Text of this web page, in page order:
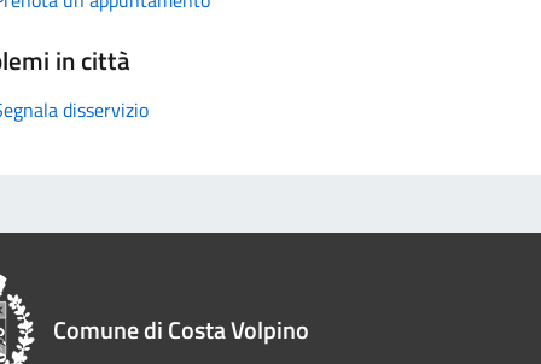
in città
disservizio
Comune di Costa Volpino